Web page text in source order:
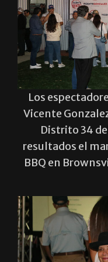
Los
Vicente
Distrito 34
resultados el
BBQ en